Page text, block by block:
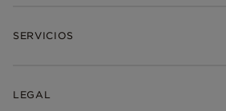
SERVICIOS
LEGAL